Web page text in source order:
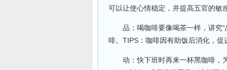
可以让使心情稳定，并提高五官的敏
品：喝咖啡要像喝茶一样，讲究“
啡。TIPS：咖啡因有助饭后消化，促
动：快下班时再来一杯黑咖啡，为